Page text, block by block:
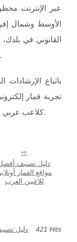
عبر الإنترنت
الأوسط وشمال
القانوني في
كترفيه بحت هما الأساس في كل قرار تتخذه.
باتباع الإرشادات
تجربة قمار
كلاعب عربي يبحث عن المتعة ضمن حدود الأمان والقانون.
دليل تصنيف
مواقع القمار
للاعبين العرب
دليل
421 Hits